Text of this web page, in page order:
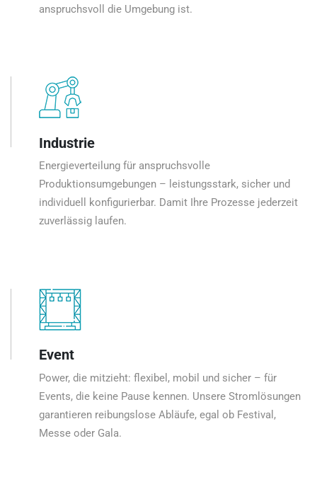
anspruchsvoll die Umgebung ist.
Industrie
Energieverteilung für anspruchsvolle
Produktionsumgebungen – leistungsstark, sicher und
individuell konfigurierbar. Damit Ihre Prozesse jederzeit
zuverlässig laufen.
Event
Power, die mitzieht: flexibel, mobil und sicher – für
Events, die keine Pause kennen. Unsere Stromlösungen
garantieren reibungslose Abläufe, egal ob Festival,
Messe oder Gala.